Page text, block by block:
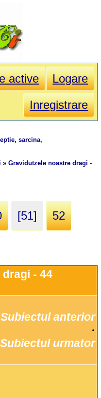
active
Logare
Inregistrare
sarcina,
»Gravidutzele noastre dragi -
[51] 52
- 44
Subiectul anterior
Subiectul urmator